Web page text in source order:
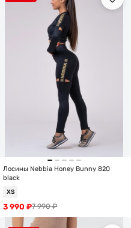
Лосины Nebbia Honey Bunny 820
black
XS
7 990₽
3 990 ₽